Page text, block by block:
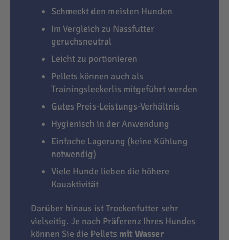
Schmeckt den meisten Hunden
Im Vergleich zu Nassfutter
geruchsneutral
Leicht zu portionieren
Pellets können auch als
Trainingsleckerlis mitgeführt werden
Gutes Preis-Leistungs-Verhältnis
Hygienisch in der Anwendung
Einfache Lagerung (keine Kühlung
notwendig)
Viele Hunde lieben die höhere
Kauaktivität
Darüber hinaus ist Trockenfutter sehr
vielseitig. Je nach Präferenz Ihres Hundes
können Sie die Pellets mit Wasser